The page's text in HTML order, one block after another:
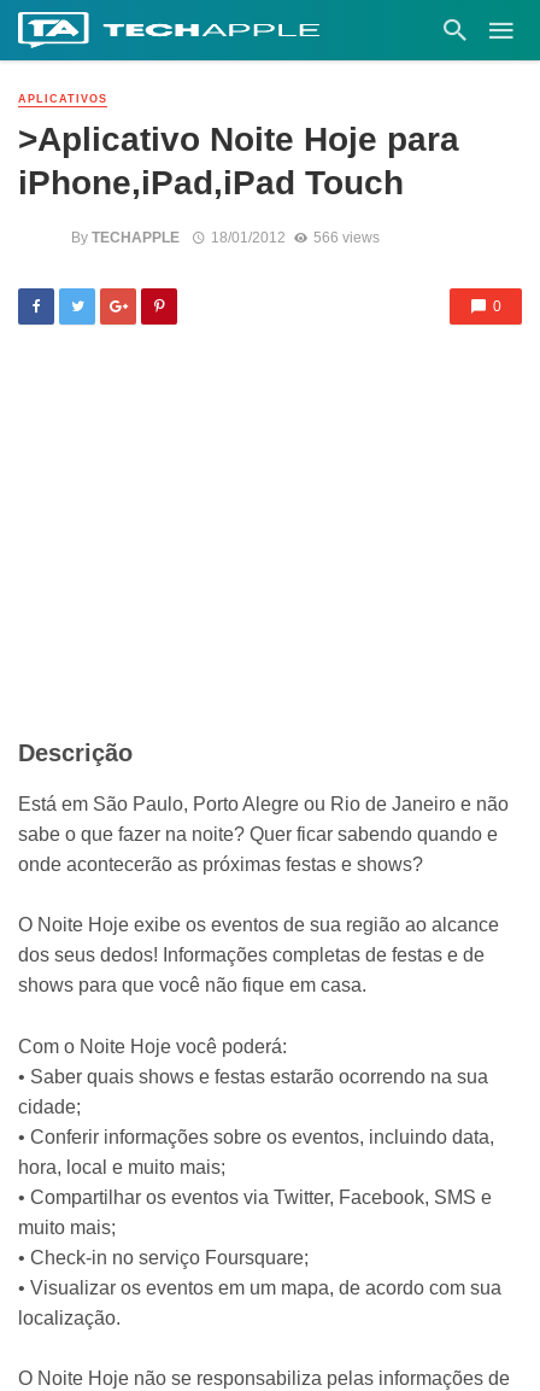
APLICATIVOS
>Aplicativo Noite Hoje para
iPhone,iPad,iPad Touch
By TECHAPPLE 18/01/2012 566 views
0
Descrição
Está em São Paulo, Porto Alegre ou Rio de Janeiro e não
sabe o que fazer na noite? Quer ficar sabendo quando e
onde acontecerão as próximas festas e shows?
O Noite Hoje exibe os eventos de sua região ao alcance
dos seus dedos! Informações completas de festas e de
shows para que você não fique em casa.
Com o Noite Hoje você poderá:
• Saber quais shows e festas estarão ocorrendo na sua
cidade;
• Conferir informações sobre os eventos, incluindo data,
hora, local e muito mais;
• Compartilhar os eventos via Twitter, Facebook, SMS e
muito mais;
• Check-in no serviço Foursquare;
• Visualizar os eventos em um mapa, de acordo com sua
localização.
O Noite Hoje não se responsabiliza pelas informações de